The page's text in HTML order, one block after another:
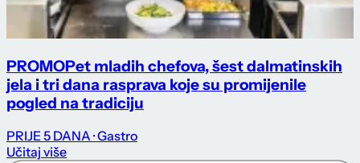
PROMOPet mladih chefova, šest dalmatinskih
jela i tri dana rasprava koje su promijenile
pogled na tradiciju
PRIJE 5 DANA · Gastro
Učitaj više